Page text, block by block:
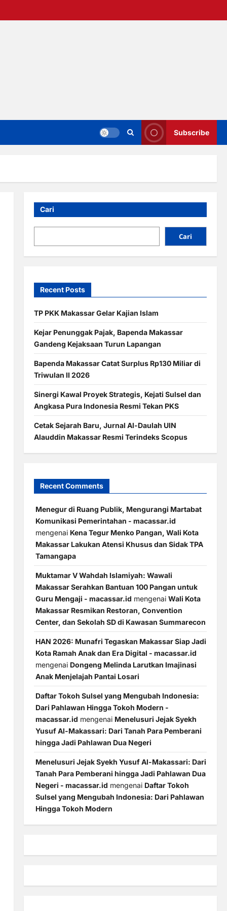
Subscribe
Cari
Cari
Recent Posts
TP PKK Makassar Gelar Kajian Islam
Kejar Penunggak Pajak, Bapenda Makassar
Gandeng Kejaksaan Turun Lapangan
Bapenda Makassar Catat Surplus Rp130 Miliar di
Triwulan II 2026
Sinergi Kawal Proyek Strategis, Kejati Sulsel dan
Angkasa Pura Indonesia Resmi Tekan PKS
Cetak Sejarah Baru, Jurnal Al-Daulah UIN
Alauddin Makassar Resmi Terindeks Scopus
Recent Comments
Menegur di Ruang Publik, Mengurangi Martabat
Komunikasi Pemerintahan - macassar.id
mengenai Kena Tegur Menko Pangan, Wali Kota
Makassar Lakukan Atensi Khusus dan Sidak TPA
Tamangapa
Muktamar V Wahdah Islamiyah: Wawali
Makassar Serahkan Bantuan 100 Pangan untuk
Guru Mengaji - macassar.id mengenai Wali Kota
Makassar Resmikan Restoran, Convention
Center, dan Sekolah SD di Kawasan Summarecon
HAN 2026: Munafri Tegaskan Makassar Siap Jadi
Kota Ramah Anak dan Era Digital - macassar.id
mengenai Dongeng Melinda Larutkan Imajinasi
Anak Menjelajah Pantai Losari
Daftar Tokoh Sulsel yang Mengubah Indonesia:
Dari Pahlawan Hingga Tokoh Modern -
macassar.id mengenai Menelusuri Jejak Syekh
Yusuf Al-Makassari: Dari Tanah Para Pemberani
hingga Jadi Pahlawan Dua Negeri
Menelusuri Jejak Syekh Yusuf Al-Makassari: Dari
Tanah Para Pemberani hingga Jadi Pahlawan Dua
Negeri - macassar.id mengenai Daftar Tokoh
Sulsel yang Mengubah Indonesia: Dari Pahlawan
Hingga Tokoh Modern